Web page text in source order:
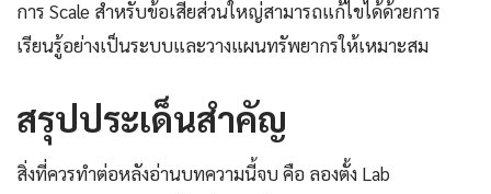
การ Scale สำหรับข้อเสียส่วนใหญ่สามารถแก้ไขได้ด้วยการ
เรียนรู้อย่างเป็นระบบและวางแผนทรัพยากรให้เหมาะสม
สรุปประเด็นสำคัญ
สิ่งที่ควรทำต่อหลังอ่านบทความนี้จบ คือ ลองตั้ง Lab